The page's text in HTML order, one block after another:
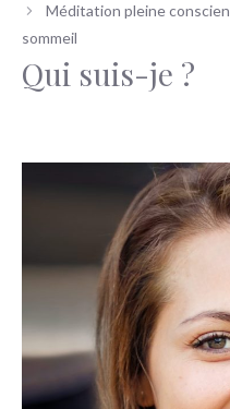
Méditation pleine
sommeil
Qui suis-je ?